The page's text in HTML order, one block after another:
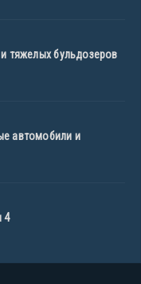
тяжелых бульдозеров
автомобили и
4